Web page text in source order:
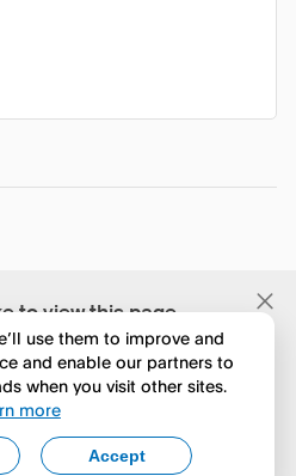
to view this page
English?
a esplorare
to English
use them to improve and
and enable our partners to
when you visit other sites.
more
Accept